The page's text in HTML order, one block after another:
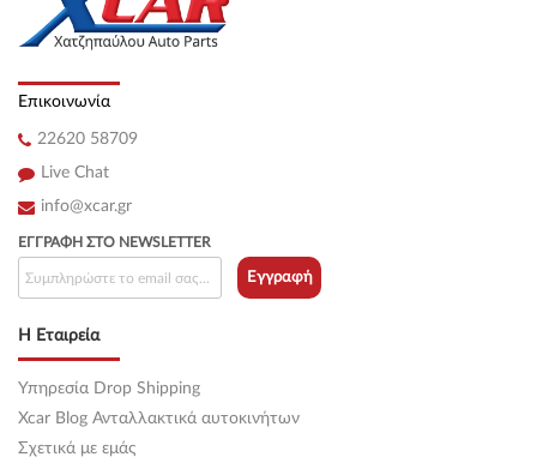
Επικοινωνία
22620 58709
Live Chat
info@xcar.gr
Η Εταιρεία
Υπηρεσία Drop Shipping
Xcar Blog Ανταλλακτικά αυτοκινήτων
Σχετικά με εμάς
ΕΓΓΡΑΦΉ ΣΤΟ NEWSLETTER
Εγγραφή